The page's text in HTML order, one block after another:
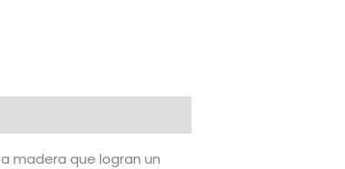
madera que logran un